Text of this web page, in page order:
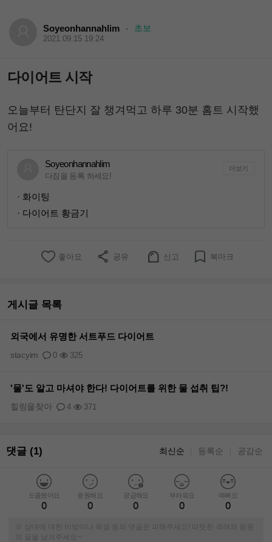
Soyeonhannahlim · 초보
2021.09.15 19:24
다이어트 시작
오늘부터 탄단지 잘 챙겨먹고 하루 30분 홈트 시작했
어요!
Soyeonhannahlim
다짐을 등록 하세요!
더보기
· 화이팅
· 다이어트 황금기
좋아요 공유 신고 북마크
게시글 목록
외국에서 유명한 서트푸드 다이어트
0 325
stacyim
'물'도 알고 마셔야 한다! 다이어트를 위한 물 섭취 팁?!
4 371
힐링을찾아
댓글 (1) 최신순 등록순 공감순
도움됐어요
0
응원해요
0
궁금해요
0
부러워요
0
예뻐요
0
※ 상대에 대한 비방이나 욕설 등의 댓글은 피해주세요! 따뜻한 격려와 응원
의 글을 남겨주세요~